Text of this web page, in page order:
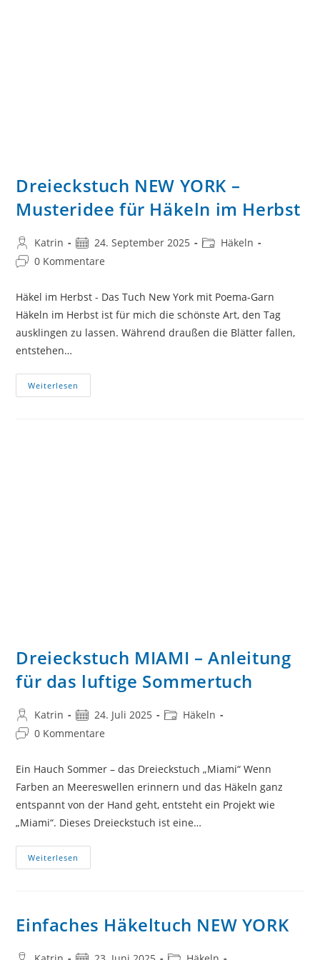
Dreieckstuch NEW YORK –
Musteridee für Häkeln im Herbst
Beitrags-
Autor:
Katrin
Beitrag
veröffentlicht:
24. September 2025
Beitrags-
Häkeln
Beitrags-
0 Kommentare
Häkel im Herbst - Das Tuch New York mit Poema-Garn
Häkeln im Herbst ist für mich die schönste Art, den Tag
ausklingen zu lassen. Während draußen die Blätter fallen,
entstehen…
Weiterlesen
NEW
Dreieckstuch MIAMI – Anleitung
für das luftige Sommertuch
Beitrags-
Autor:
Katrin
Beitrag
veröffentlicht:
24. Juli 2025
Beitrags-
Häkeln
Beitrags-
0 Kommentare
Ein Hauch Sommer – das Dreieckstuch „Miami“ Wenn
Farben an Meereswellen erinnern und das Häkeln ganz
entspannt von der Hand geht, entsteht ein Projekt wie
„Miami“. Dieses Dreieckstuch ist eine…
Weiterlesen
MIAMI
Luftige
Sommertuch
Einfaches Häkeltuch NEW YORK